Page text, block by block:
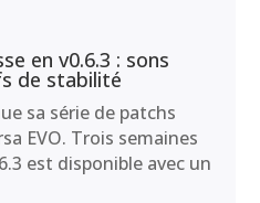
en v0.6.3 : sons
de stabilité
sa série de patchs
EVO. Trois semaines
est disponible avec un